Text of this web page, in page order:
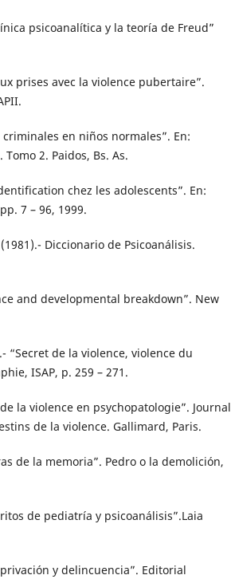
psicoanalítica y la teoría de Freud”
prises avec la violence pubertaire”.
criminales en niños normales”. En:
2. Paidos, Bs. As.
chez les adolescents”. En:
7 – 96, 1999.
(1981).- Diccionario de Psicoanálisis.
and developmental breakdown”. New
“Secret de la violence, violence du
ISAP, p. 259 – 271.
la violence en psychopatologie”. Journal
de la violence. Gallimard, Paris.
de la memoria”. Pedro o la demolición,
de pediatría y psicoanálisis”.Laia
y delincuencia”. Editorial